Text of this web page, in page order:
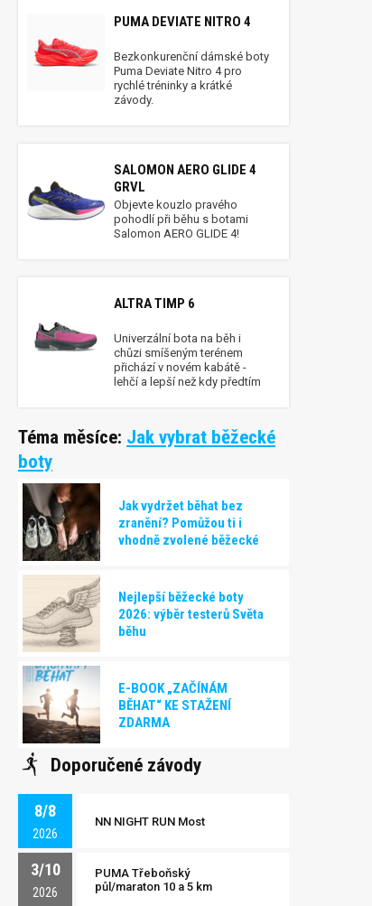
PUMA DEVIATE NITRO 4
Bezkonkurenční dámské boty
Puma Deviate Nitro 4 pro
rychlé tréninky a krátké
závody.
SALOMON AERO GLIDE 4
GRVL
Objevte kouzlo pravého
pohodlí při běhu s botami
Salomon AERO GLIDE 4!
ALTRA TIMP 6
Univerzální bota na běh i
chůzi smíšeným terénem
přichází v novém kabátě -
lehčí a lepší než kdy předtím
Téma měsíce: Jak vybrat běžecké
boty
Jak vydržet běhat bez
zranění? Pomůžou ti i
vhodně zvolené běžecké
Nejlepší běžecké boty
2026: výběr testerů Světa
běhu
E-BOOK „ZAČÍNÁM
BĚHAT“ KE STAŽENÍ
ZDARMA
Doporučené závody
8/8
2026
NN NIGHT RUN Most
3/10
2026
PUMA Třeboňský
půl/maraton 10 a 5 km